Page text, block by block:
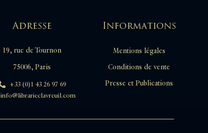
Adresse
19, rue de Tournon
75006, Paris
+33 (0)1 43 26 97 69
info@librarieclavreuil.com
Informations
Mentions légales
Conditions de vente
Presse et Publications